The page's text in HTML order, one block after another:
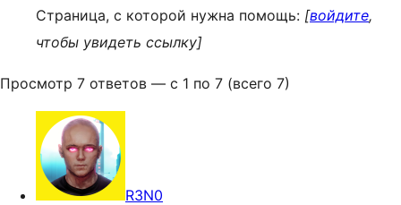
Страница, с которой нужна помощь: [войдите,
чтобы увидеть ссылку]
Просмотр 7 ответов — с 1 по 7 (всего 7)
R3N0